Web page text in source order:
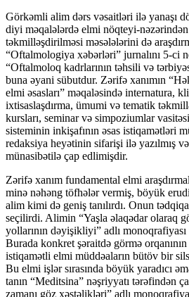
Görkəmli alim dərs vəsaitləri ilə yanaşı
diyi məqalələrdə elmi nöqteyi-
təkmilləşdirilməsi mə­sə­lə­lə­rini də
“Oftalmologiya xəbərləri” jurnalını 5-ci
“Oftalmoloq kadrlarının təhsili və
buna əyani sübutdur. Zərifə xanımın
elmi əsas­­­ları” mə­qaləsində internatura,
ixtisaslaşdırma, ümumi və tematik
kursları, seminar və simpoziumlar
sisteminin inkişafının əsas istiqamətləri
redaksiya heyətinin sifarişi ilə yazılmış
münasibətilə çap edlimişdir.
Zərifə xanım fundamental elmi
minə nəhəng töfhələr vermiş, böyük
alim kimi də ge­niş tanılırdı. Onun
seçilirdi. Alimin “Yaşla əla­­qə­dar olaraq
yollarının dəyişikliyi” adlı
Burada konkret şəraitdə görmə
istiqamətli elmi müddəaların bütöv bir
Bu elmi işlər sırasında böyük yaradıcı
tanın “Me­dit­sina” nəşriyyatı tərəfindən
zamanı göz xəstəlik­ləri” adlı